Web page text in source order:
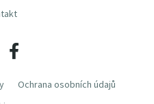
Ochrana osobních údajů